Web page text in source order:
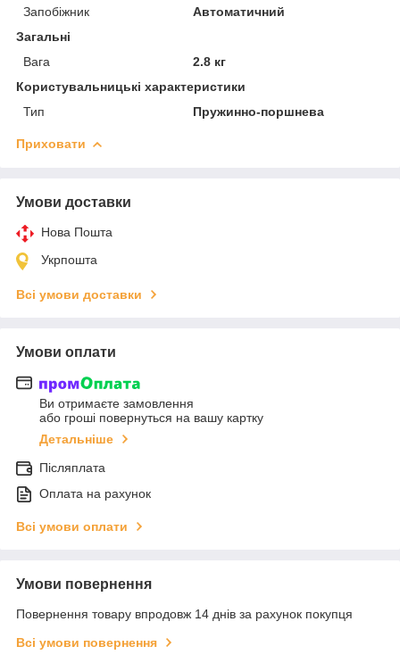
Запобіжник
Автоматичний
Загальні
Вага
2.8 кг
Користувальницькі характеристики
Тип
Пружинно-поршнева
Приховати
Умови доставки
Нова Пошта
Укрпошта
Всі умови доставки
Умови оплати
Ви отримаєте замовлення
або гроші повернуться на вашу картку
Детальніше
Післяплата
Оплата на рахунок
Всі умови оплати
Умови повернення
Повернення товару впродовж 14 днів за рахунок покупця
Всі умови повернення